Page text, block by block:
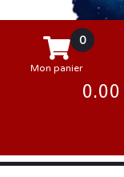
0
Mon panier
0.00